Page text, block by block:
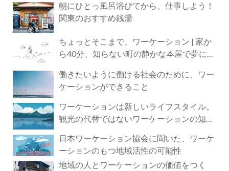
朝にひとっ風呂浴びてから、仕事しよう！
関東のおすすめ銭湯
ちょっとそこまで、ワーケーション | 家か
ら40分、知らない町の静かな本屋で夢に近
働きたいように働ける社会のために、ワー
ケーションができること
ワーケーションは新しいライフスタイル。
観光の代替ではないワーケーションの知ら
日本ワーケーション協会に聞いた、ワーケ
ーションのもつ地域活性の可能性
地域の人とワーケーションの価値をつく